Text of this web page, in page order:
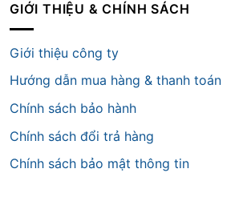
GIỚI THIỆU & CHÍNH SÁCH
Giới thiệu công ty
Hướng dẫn mua hàng & thanh toán
Chính sách bảo hành
Chính sách đổi trả hàng
Chính sách bảo mật thông tin